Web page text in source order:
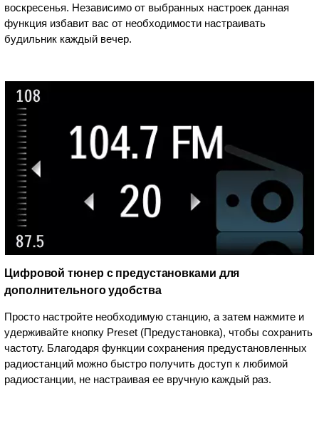
воскресенья. Независимо от выбранных настроек данная
функция избавит вас от необходимости настраивать
будильник каждый вечер.
Цифровой тюнер с предустановками для
дополнительного удобства
Просто настройте необходимую станцию, а затем нажмите и
удерживайте кнопку Preset (Предустановка), чтобы сохранить
частоту. Благодаря функции сохранения предустановленных
радиостанций можно быстро получить доступ к любимой
радиостанции, не настраивая ее вручную каждый раз.